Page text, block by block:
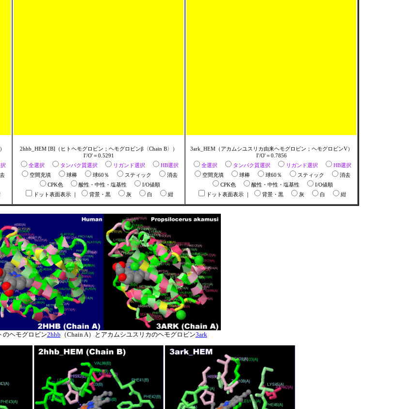
2hhb_HEM [B]（ヒトヘモグロビン；ヘモグロビンβ〈Chain B〉）
I'/O'＝0.5291
全選択
タンパク質選択 リガンド選択
HB選択
空間充填
球棒 球60％ スティック
消去
CPK色
酸性・中性・塩基性
I/O値順
ドット表面表示
背景・黒 灰 白 紺
3ark_HEM（アカムシユスリカ由来ヘモグロビン；ヘモグロビンV）
I'/O'＝0.7856
全選択
タンパク質選択 リガンド選択
HB選択
空間充填
球棒 球60％ スティック
消去
CPK色
酸性・中性・塩基性
I/O値順
ドット表面表示
背景・黒 灰 白 紺
のヘモグロビン2hhb （Chain A）とアカムシユスリカのヘモグロビン3ark